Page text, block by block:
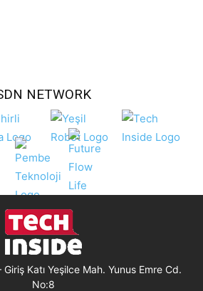
NETWORK
Katı Yeşilce Mah. Yunus Emre Cd.
No:8